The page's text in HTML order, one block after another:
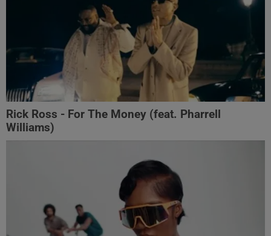
Rick Ross - For The Money (feat. Pharrell
Williams)